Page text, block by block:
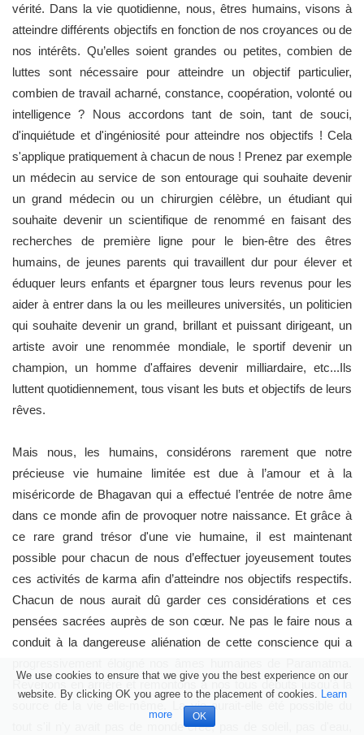
vérité. Dans la vie quotidienne, nous, êtres humains, visons à
atteindre différents objectifs en fonction de nos croyances ou de
nos intérêts. Qu’elles soient grandes ou petites, combien de
luttes sont nécessaire pour atteindre un objectif particulier,
combien de travail acharné, constance, coopération, volonté ou
intelligence ? Nous accordons tant de soin, tant de souci,
d'inquiétude et d'ingéniosité pour atteindre nos objectifs ! Cela
s'applique pratiquement à chacun de nous ! Prenez par exemple
un médecin au service de son entourage qui souhaite devenir
un grand médecin ou un chirurgien célèbre, un étudiant qui
souhaite devenir un scientifique de renommé en faisant des
recherches de première ligne pour le bien-être des êtres
humains, de jeunes parents qui travaillent dur pour élever et
éduquer leurs enfants et épargner tous leurs revenus pour les
aider à entrer dans la ou les meilleures universités, un politicien
qui souhaite devenir un grand, brillant et puissant dirigeant, un
artiste avoir une renommée mondiale, le sportif devenir un
champion, un homme d'affaires devenir milliardaire, etc...Ils
luttent quotidiennement, tous visant les buts et objectifs de leurs
rêves.
Mais nous, les humains, considérons rarement que notre
précieuse vie humaine limitée est due à l’amour et à la
miséricorde de Bhagavan qui a effectué l’entrée de notre âme
dans ce monde afin de provoquer notre naissance. Et grâce à
ce rare grand trésor d'une vie humaine, il est maintenant
possible pour chacun de nous d’effectuer joyeusement toutes
ces activités de karma afin d’atteindre nos objectifs respectifs.
Chacun de nous aurait dû garder ces considérations et ces
pensées sacrées auprès de son cœur. Ne pas le faire nous a
conduit à la dangereuse aliénation de cette conscience qui a
Revenons en arrière et remontons à nos tous débuts jusqu'à la
source de la vie elle-même. La vie aurait-elle été possible du
tout s'il n'y avait pas de monde créé, pas de soleil, pas d'eau,
We use cookies to ensure that we give you the best experience on our
website. By clicking OK you agree to the placement of cookies. Learn
more
OK